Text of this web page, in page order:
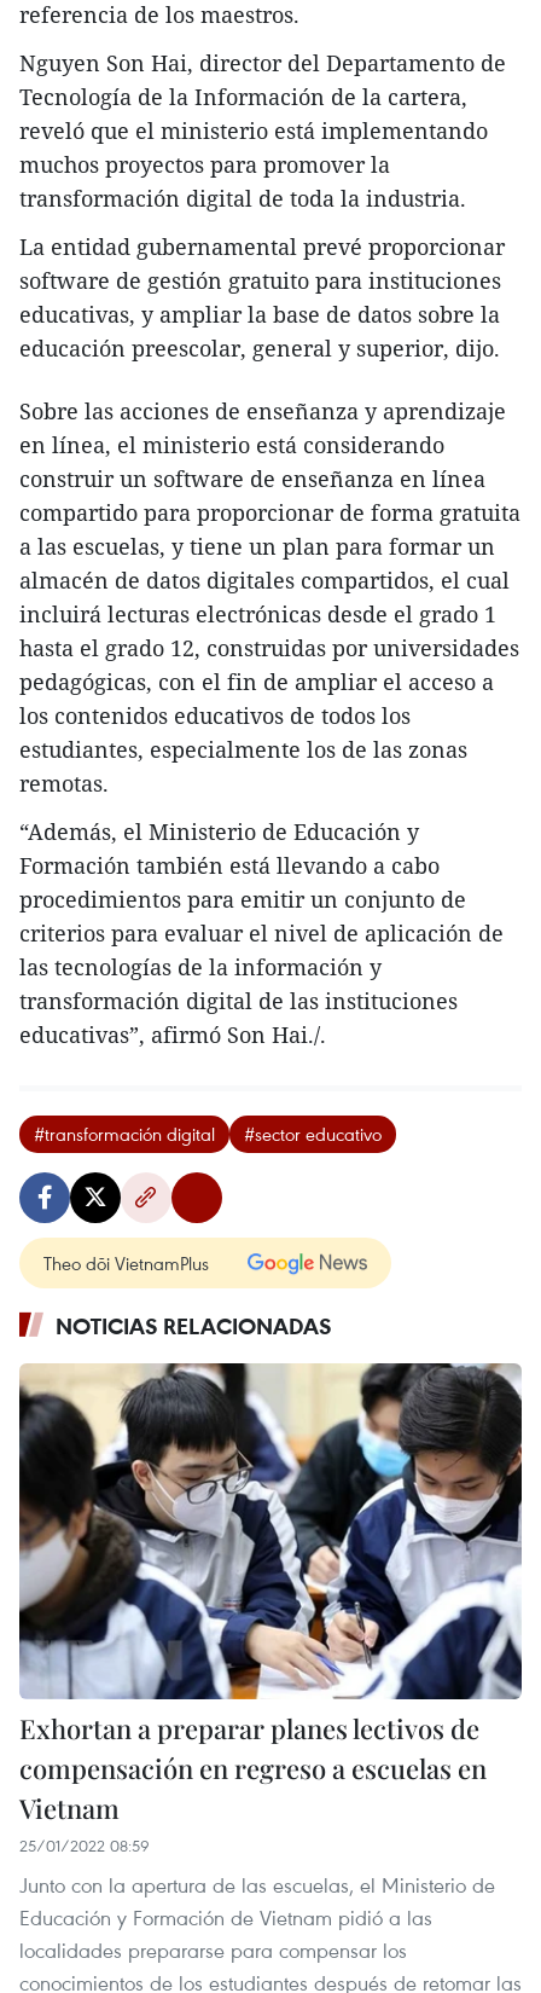
referencia de los maestros.
Nguyen Son Hai, director del Departamento de
Tecnología de la Información de la cartera,
reveló que el ministerio está implementando
muchos proyectos para promover la
transformación digital de toda la industria.
La entidad gubernamental prevé proporcionar
software de gestión gratuito para instituciones
educativas, y ampliar la base de datos sobre la
educación preescolar, general y superior, dijo.
Sobre las acciones de enseñanza y aprendizaje
en línea, el ministerio está considerando
construir un software de enseñanza en línea
compartido para proporcionar de forma gratuita
a las escuelas, y tiene un plan para formar un
almacén de datos digitales compartidos, el cual
incluirá lecturas electrónicas desde el grado 1
hasta el grado 12, construidas por universidades
pedagógicas, con el fin de ampliar el acceso a
los contenidos educativos de todos los
estudiantes, especialmente los de las zonas
remotas.
“Además, el Ministerio de Educación y
Formación también está llevando a cabo
procedimientos para emitir un conjunto de
criterios para evaluar el nivel de aplicación de
las tecnologías de la información y
transformación digital de las instituciones
educativas”, afirmó Son Hai./.
#transformación digital #sector educativo
Theo dõi VietnamPlus
NOTICIAS RELACIONADAS
Exhortan a preparar planes lectivos de
compensación en regreso a escuelas en
Vietnam
25/01/2022 08:59
Junto con la apertura de las escuelas, el Ministerio de
Educación y Formación de Vietnam pidió a las
localidades prepararse para compensar los
conocimientos de los estudiantes después de retomar las